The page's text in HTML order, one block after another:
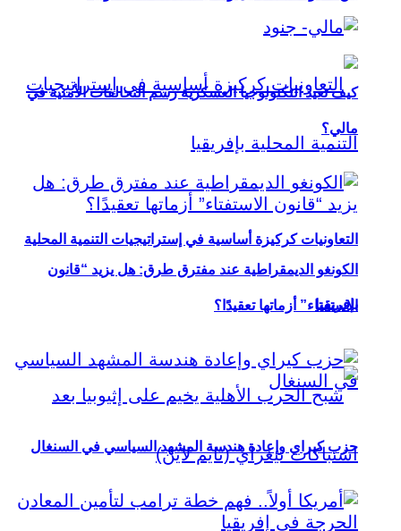
التعاونيات كركيزة أساسية في إستراتيجيات التنمية المحلية
بإفريقيا
كيف تعيد التكنولوجيا العسكرية رسم التحالفات الأمنية في
مالي؟
الكونغو الديمقراطية عند مفترق طرق: هل يزيد “قانون
الاستفتاء” أزماتها تعقيدًا؟
حزب كيراي وإعادة هندسة المشهد السياسي في السنغال